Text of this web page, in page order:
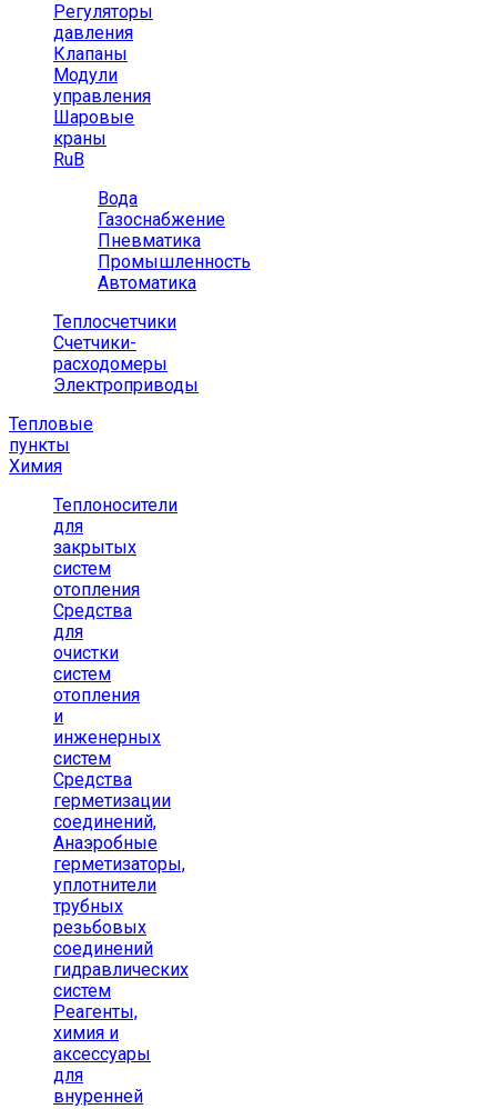
Регуляторы
давления
Клапаны
Модули
управления
Шаровые
краны
RuB
Вода
Газоснабжение
Пневматика
Промышленность
Автоматика
Теплосчетчики
Счетчики-
расходомеры
Электроприводы
Тепловые
пункты
Химия
Теплоносители
для
закрытых
систем
отопления
Средства
для
очистки
систем
отопления
и
инженерных
систем
Средства
герметизации
соединений,
Анаэробные
герметизаторы,
уплотнители
трубных
резьбовых
соединений
гидравлических
систем
Реагенты,
химия и
аксессуары
для
внуренней